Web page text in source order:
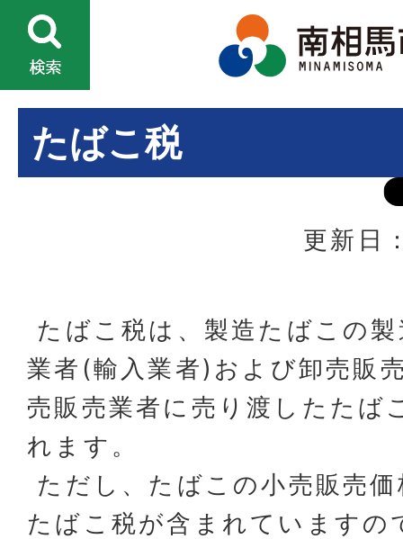
たばこ税
更新日
たばこ税は、製造たばこの
業者(輸入業者)および卸売販
売販売業者に売り渡したたば
れます。
ただし、たばこの小売販売
たばこ税が含まれていますの